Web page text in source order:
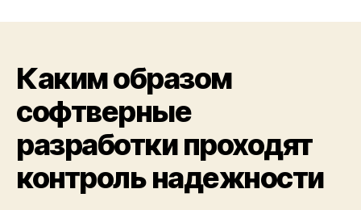
Каким образом
софтверные
разработки проходят
контроль надежности